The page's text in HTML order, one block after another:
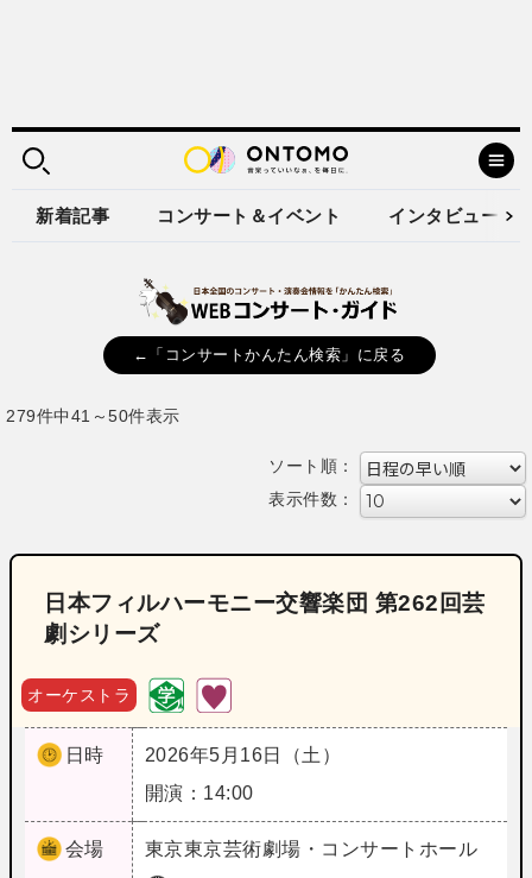
新着記事 コンサート＆イベント インタビュー
←「コンサートかんたん検索」に戻る
279件中41～50件表示
ソート順：
表示件数：
日本フィルハーモニー交響楽団 第262回芸
劇シリーズ
オーケストラ
日時
2026年5月16日（土）
開演：14:00
会場 東京東京芸術劇場・コンサートホール